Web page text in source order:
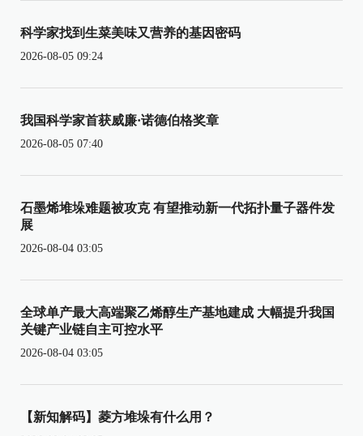
科学家找到生菜美味又营养的基因密码
2026-08-05 09:24
我国科学家首获威廉·诺德伯格奖章
2026-08-05 07:40
石墨烯堆垛难题被攻克 有望推动新一代拓扑量子器件发
展
2026-08-04 03:05
全球单产最大高端聚乙烯醇生产基地建成 大幅提升我国
关键产业链自主可控水平
2026-08-04 03:05
【新知解码】菱方堆垛有什么用？